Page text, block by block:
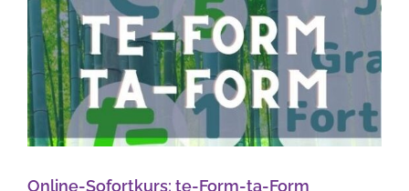
Online-Sofortkurs: te-Form-ta-Form